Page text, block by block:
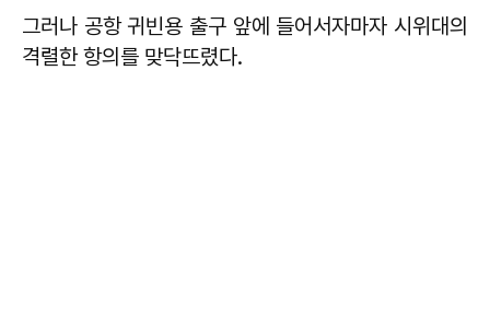
그러나 공항 귀빈용 출구 앞에 들어서자마자 시위대의
격렬한 항의를 맞닥뜨렸다.